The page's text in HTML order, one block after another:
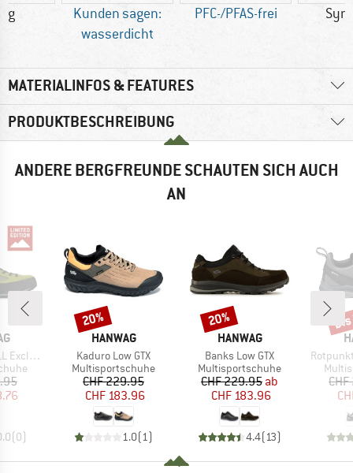
g
Kunden sagen:
wasserdicht
PFC-/PFAS-frei
MATERIALINFOS & FEATURES
PRODUKTBESCHREIBUNG
ANDERE BERGFREUNDE SCHAUTEN SICH AUCH
AN
Preis
(0)
MARKE
HANWAG
Artikel
Kaduro Low GTX
Produktgruppe
Multisportschuhe
Preis
CHF 229.95reduzierter Preis
CHF 183.96
1.0( 1)
Rabatt
20%
MARKE
HANWAG
Artikel
Banks Low GTX
Produktgruppe
Multisportschuhe
Preis
CHF 229.95reduzierter Preis
ab
CHF 183.96
4.4( 13)
Rabatt
20%
Artikel